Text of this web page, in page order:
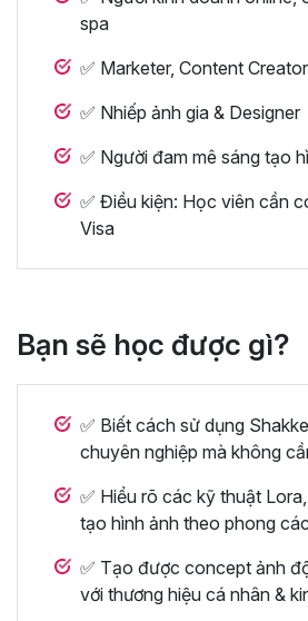
spa
✅ Marketer, Content
✅ Nhiếp ảnh gia & Designer
✅ Người đam mê sáng tạo
✅ Điều kiện: Học viên cần
Visa
Bạn sẽ học được gì?
✅ Biết cách sử dụng
chuyên nghiệp mà không
✅ Hiểu rõ các kỹ thuật
tạo hình ảnh theo phong
✅ Tạo được concept ảnh
với thương hiệu cá nhân &